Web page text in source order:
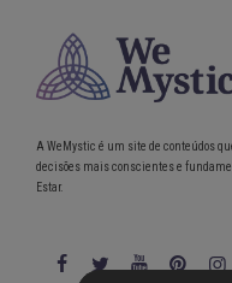
A WeMystic é um site de conteúdos
decisões mais conscientes e
Estar.